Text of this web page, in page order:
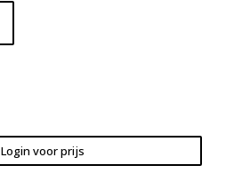
Login voor prijs